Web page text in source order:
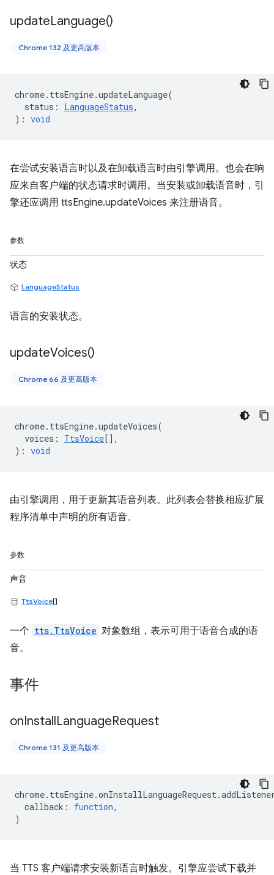
updateLanguage()
Chrome 132 及更高版本
chrome. ttsEngine.updateLanguage(
status : LanguageStatus,
) : void
在尝试安装语言时以及在卸载语言时由引擎调用。也会在响
应来自客户端的状态请求时调用。当安装或卸载语音时，引
擎还应调用 ttsEngine.updateVoices 来注册语音。
参数
状态
LanguageStatus
语言的安装状态。
updateVoices()
Chrome 66 及更高版本
chrome. ttsEngine.updateVoices(
voices : TtsVoice[],
) : void
由引擎调用，用于更新其语音列表。此列表会替换相应扩展
程序清单中声明的所有语音。
参数
声音
TtsVoice[]
一个 tts.TtsVoice 对象数组，表示可用于语音合成的语
音。
事件
onInstallLanguageRequest
Chrome 131 及更高版本
chrome. ttsEngine.onInstallLanguageRequest.
callback : function,
)
当 TTS 客户端请求安装新语言时触发。引擎应尝试下载并